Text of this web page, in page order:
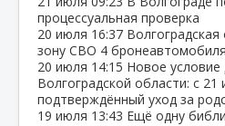
процессуальная проверка
20 июля 16:37
зону СВО 4
20 июля 14:15 Новое условие
Волгоградской области: с
подтверждённый уход за
19 июля 13:43 Ещё одну